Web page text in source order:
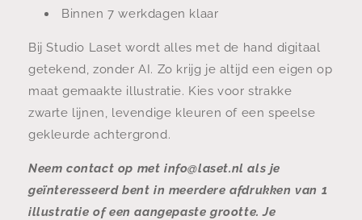
Binnen 7 werkdagen klaar
Bij Studio Laset wordt alles met de hand digitaal
getekend, zonder AI. Zo krijg je altijd een eigen op
maat gemaakte illustratie. Kies voor strakke
zwarte lijnen, levendige kleuren of een speelse
gekleurde achtergrond.
Neem contact op met info@laset.nl als je
geïnteresseerd bent in meerdere afdrukken van 1
illustratie of een aangepaste grootte. Je